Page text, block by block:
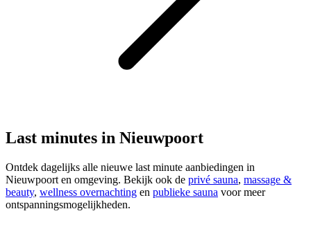
Last minutes in Nieuwpoort
Ontdek dagelijks alle nieuwe last minute aanbiedingen in
Nieuwpoort en omgeving. Bekijk ook de privé sauna, massage &
beauty, wellness overnachting en publieke sauna voor meer
ontspanningsmogelijkheden.